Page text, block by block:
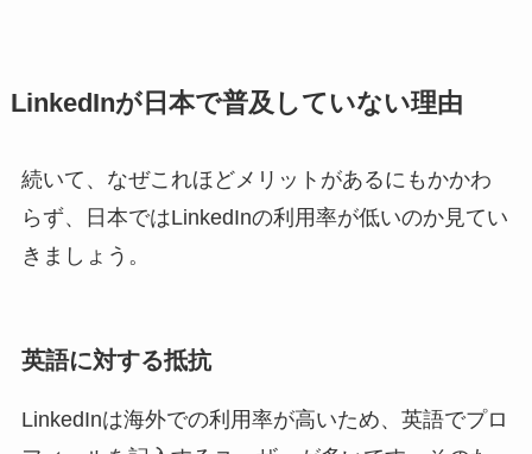
LinkedInが日本で普及していない理由
続いて、なぜこれほどメリットがあるにもかかわ
らず、日本ではLinkedInの利用率が低いのか見てい
きましょう。
英語に対する抵抗
LinkedInは海外での利用率が高いため、英語でプロ